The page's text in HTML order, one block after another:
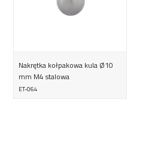
Nakrętka kołpakowa kula Ø10
mm M4 stalowa
ET-064